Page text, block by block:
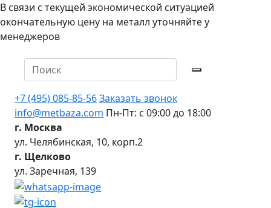
В связи с текущей экономической ситуацией
окончательную цену на металл уточняйте у
менеджеров
+7 (495) 085-85-56Заказать звонок
info@metbaza.com Пн-Пт: с 09:00 до 18:00
г. Москва
ул. Челябинская, 10, корп.2
г. Щелково
ул. Заречная, 139